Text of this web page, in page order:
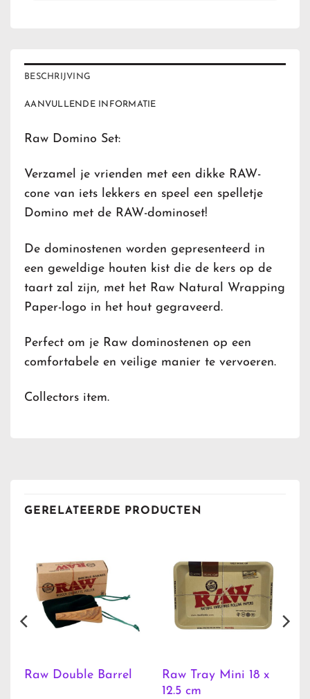
BESCHRIJVING
AANVULLENDE INFORMATIE
Raw Domino Set:
Verzamel je vrienden met een dikke RAW-
cone van iets lekkers en speel een spelletje
Domino met de RAW-dominoset!
De dominostenen worden gepresenteerd in
een geweldige houten kist die de kers op de
taart zal zijn, met het Raw Natural Wrapping
Paper-logo in het hout gegraveerd.
Perfect om je Raw dominostenen op een
comfortabele en veilige manier te vervoeren.
Collectors item.
GERELATEERDE PRODUCTEN
Raw Double Barrel
Raw Tray Mini 18 x
12.5 cm